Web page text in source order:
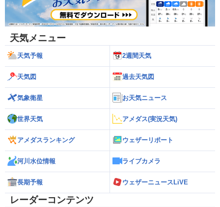
天気メニュー
天気予報 2週間天気
天気図 過去天気図
気象衛星 お天気ニュース
世界天気 アメダス(実況天気)
アメダスランキング ウェザーリポート
河川水位情報 ライブカメラ
長期予報 ウェザーニュースLiVE
レーダーコンテンツ